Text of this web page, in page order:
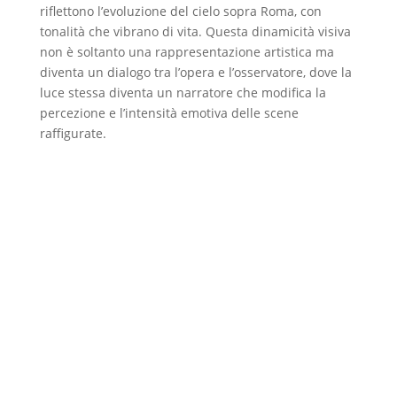
riflettono l’evoluzione del cielo sopra Roma, con
tonalità che vibrano di vita. Questa dinamicità visiva
non è soltanto una rappresentazione artistica ma
diventa un dialogo tra l’opera e l’osservatore, dove la
luce stessa diventa un narratore che modifica la
percezione e l’intensità emotiva delle scene
raffigurate.